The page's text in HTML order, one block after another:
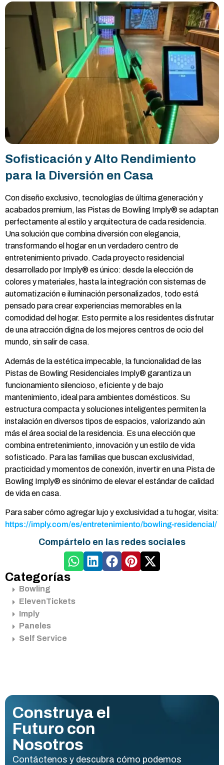
Sofisticación y Alto Rendimiento
para la Diversión en Casa
Con diseño exclusivo, tecnologías de última generación y
acabados premium, las Pistas de Bowling Imply® se adaptan
perfectamente al estilo y arquitectura de cada residencia.
Una solución que combina diversión con elegancia,
transformando el hogar en un verdadero centro de
entretenimiento privado. Cada proyecto residencial
desarrollado por Imply® es único: desde la elección de
colores y materiales, hasta la integración con sistemas de
automatización e iluminación personalizados, todo está
pensado para crear experiencias memorables en la
comodidad del hogar. Esto permite a los residentes disfrutar
de una atracción digna de los mejores centros de ocio del
mundo, sin salir de casa.
Además de la estética impecable, la funcionalidad de las
Pistas de Bowling Residenciales Imply® garantiza un
funcionamiento silencioso, eficiente y de bajo
mantenimiento, ideal para ambientes domésticos. Su
estructura compacta y soluciones inteligentes permiten la
instalación en diversos tipos de espacios, valorizando aún
más el área social de la residencia. Es una elección que
combina entretenimiento, innovación y un estilo de vida
sofisticado. Para las familias que buscan exclusividad,
practicidad y momentos de conexión, invertir en una Pista de
Bowling Imply® es sinónimo de elevar el estándar de calidad
de vida en casa.
Para saber cómo agregar lujo y exclusividad a tu hogar, visita:
https://imply.com/es/entretenimiento/bowling-residencial/
Compártelo en las redes sociales
Categorías
Bowling
ElevenTickets
Imply
Paneles
Self Service
Construya el
Futuro con
Nosotros
Contáctenos y descubra cómo podemos